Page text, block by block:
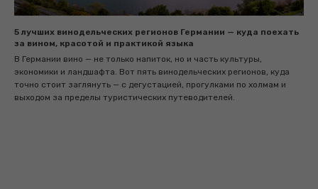
5 лучших винодельческих регионов Германии — куда поехать
за вином, красотой и практикой языка
В Германии вино — не только напиток, но и часть культуры,
экономики и ландшафта. Вот пять винодельческих регионов, куда
точно стоит заглянуть — с дегустацией, прогулками по холмам и
выходом за пределы туристических путеводителей.